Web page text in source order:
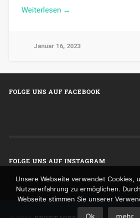
Weiterlesen →
Januar 16, 2023
FOLGE UNS AUF FACEBOOK
FOLGE UNS AUF INSTAGRAM
Unsere Webseite verwendet Cookies,
Nutzererfahrung zu ermöglichen.
Webseite stimmen Sie unserer
Ok mehr...